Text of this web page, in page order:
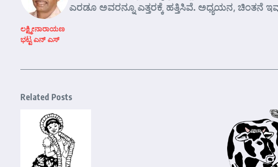
ಲಕ್ಷ್ಮೀನಾರಾಯಣ
ಭಟ್ಟ ಎನ್ ಎಸ್
ಎರಡೂ ಅವರನ್ನೂ ಎತ್ತರಕ್ಕೆ ಹತ್ತಿಸಿವೆ. ಅಧ್ಯಯನ, ಚಿಂತನೆ
Related Posts